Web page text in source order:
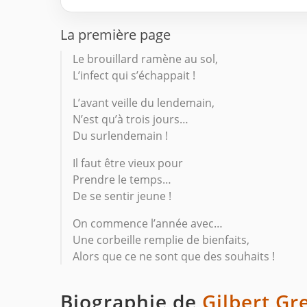
La première page
Le brouillard ramène au sol,
L’infect qui s’échappait !
L’avant veille du lendemain,
N’est qu’à trois jours…
Du surlendemain !
Il faut être vieux pour
Prendre le temps…
De se sentir jeune !
On commence l’année avec…
Une corbeille remplie de bienfaits,
Alors que ce ne sont que des souhaits !
Biographie de Gilbert